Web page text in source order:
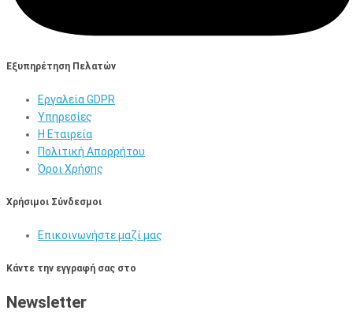
Εξυπηρέτηση Πελατών
Εργαλεία GDPR
Υπηρεσίες
Η Εταιρεία
Πολιτική Απορρήτου
Όροι Χρήσης
Χρήσιμοι Σύνδεσμοι
Επικοινωνήστε μαζί μας
Κάντε την εγγραφή σας στο
Newsletter